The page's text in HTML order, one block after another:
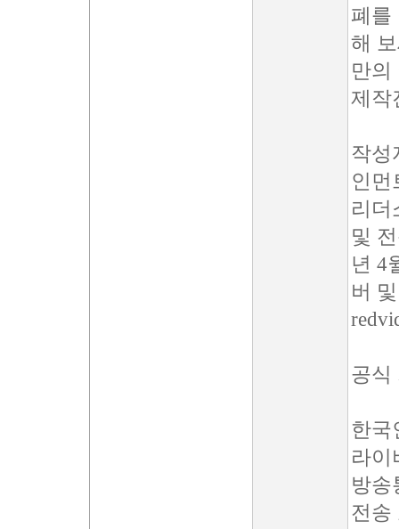
폐를
해
만의
제작
작성
인먼
리더
및
년 4
버
공식
한국
라이
방송
전송